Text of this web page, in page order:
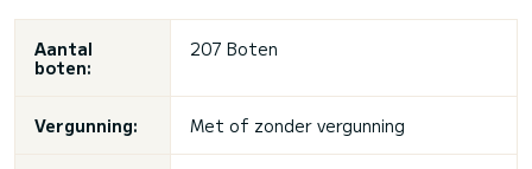
Aantal
boten:
207 Boten
Vergunning: Met of zonder vergunning